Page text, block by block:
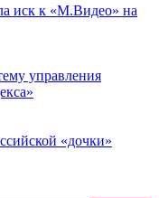
иск к «М.Видео» на
управления
«дочки»